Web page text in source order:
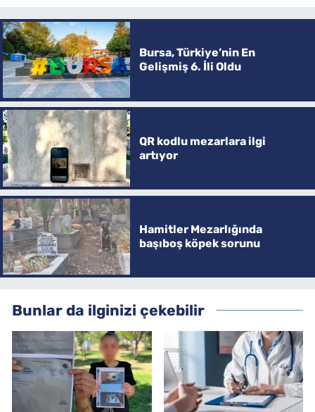
Bursa, Türkiye’nin En
Gelişmiş 6. İli Oldu
QR kodlu mezarlara ilgi
artıyor
Hamitler Mezarlığında
başıboş köpek sorunu
Bunlar da ilginizi çekebilir